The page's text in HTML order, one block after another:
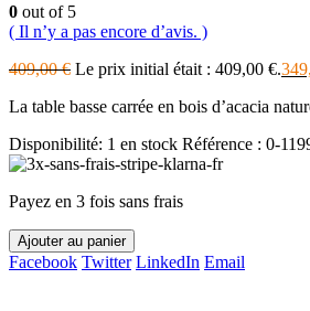
0 out of 5
( Il n’y a pas encore d’avis. )
409,00€ Le prix initial était : 409,00 €.
La table basse carrée en bois d’acacia
Disponibilité: 1 en stock Référence : 0-
Payez en 3 fois sans frais
Ajouter au panier
Facebook Twitter LinkedIn Email